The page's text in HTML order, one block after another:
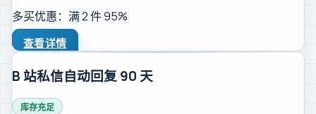
多买优惠：满2件95%
查看详情
B 站私信自动回复 90 天
库存充足